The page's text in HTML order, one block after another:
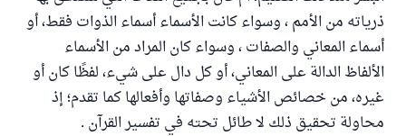
ذرياته من الأمم ، وسواء كانت الأسماء أسماء الذوات فقط، أو
أسماء المعاني والصفات ، وسواء كان المراد من الأسماء
الألفاظ الدالة على المعاني، أو كل دال على شيء، لفظًا كان أو
غيره، من خصائص الأشياء وصفاتها وأفعالها كما تقدم؛ إذ
محاولة تحقيق ذلك لا طائل تحته في تفسير القرآن .